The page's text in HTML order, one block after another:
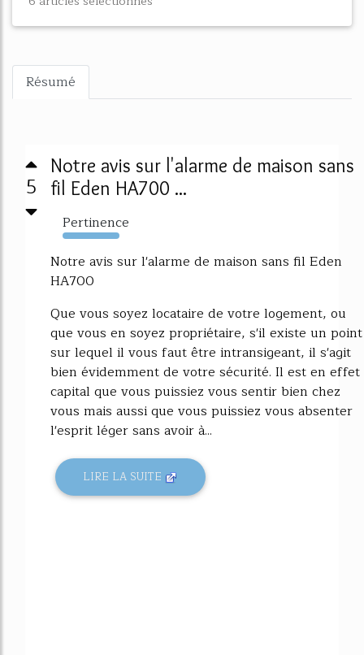
Résumé
5
Notre avis sur l'alarme de maison sans
fil Eden HA700 ...
Pertinence
5447%
Notre avis sur l'alarme de maison sans fil Eden
HA700
Que vous soyez locataire de votre logement, ou
que vous en soyez propriétaire, s'il existe un point
sur lequel il vous faut être intransigeant, il s'agit
bien évidemment de votre sécurité. Il est en effet
capital que vous puissiez vous sentir bien chez
vous mais aussi que vous puissiez vous absenter
l'esprit léger sans avoir à...
LIRE LA SUITE